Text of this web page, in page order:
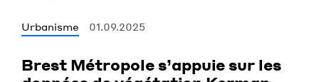
Urbanisme 01.09.2025
Brest Métropole s’appuie sur les